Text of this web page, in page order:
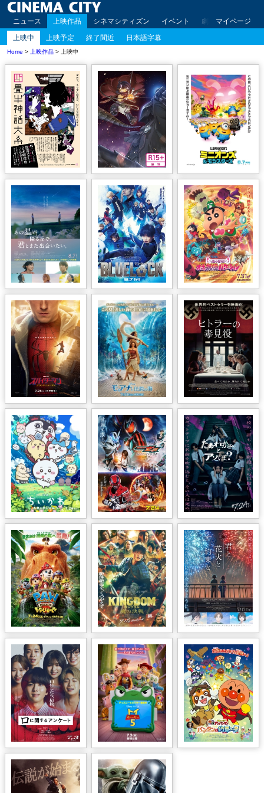
ニュース 上映作品 シネマシティズン イベント 劇場案内 アク
マイページ
上映中
上映予定 終了間近 日本語字幕
Home > 上映作品 > 上映中